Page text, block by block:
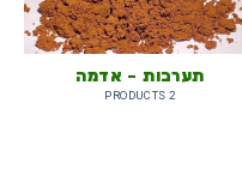
תערבות – אדמה
2 PRODUCTS